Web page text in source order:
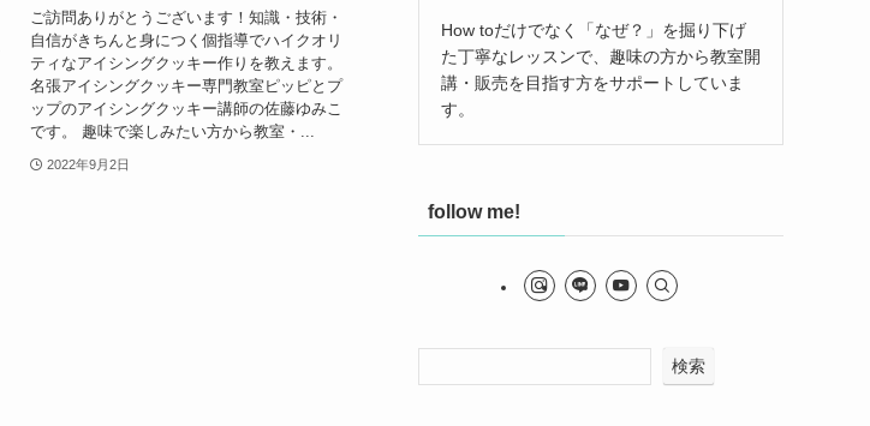
ご訪問ありがとうございます！知識・技術・
自信がきちんと身につく個指導でハイクオリ
ティなアイシングクッキー作りを教えます。
名張アイシングクッキー専門教室ピッピとプ
ップのアイシングクッキー講師の佐藤ゆみこ
です。 趣味で楽しみたい方から教室・...
2022年9月2日
How toだけでなく「なぜ？」を掘り下げ
た丁寧なレッスンで、趣味の方から教室開
講・販売を目指す方をサポートしていま
す。
follow me!
検索